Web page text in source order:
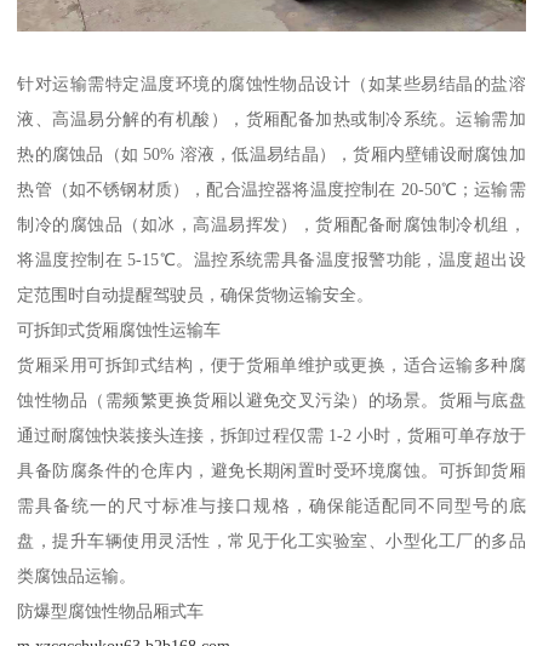
针对运输需特定温度环境的腐蚀性物品设计（如某些易结晶的盐溶
液、高温易分解的有机酸），货厢配备加热或制冷系统。运输需加
热的腐蚀品（如 50% 溶液，低温易结晶），货厢内壁铺设耐腐蚀加
热管（如不锈钢材质），配合温控器将温度控制在 20-50℃；运输需
制冷的腐蚀品（如冰，高温易挥发），货厢配备耐腐蚀制冷机组，
将温度控制在 5-15℃。温控系统需具备温度报警功能，温度超出设
定范围时自动提醒驾驶员，确保货物运输安全。​
可拆卸式货厢腐蚀性运输车​
货厢采用可拆卸式结构，便于货厢单维护或更换，适合运输多种腐
蚀性物品（需频繁更换货厢以避免交叉污染）的场景。货厢与底盘
通过耐腐蚀快装接头连接，拆卸过程仅需 1-2 小时，货厢可单存放于
具备防腐条件的仓库内，避免长期闲置时受环境腐蚀。可拆卸货厢
需具备统一的尺寸标准与接口规格，确保能适配同不同型号的底
盘，提升车辆使用灵活性，常见于化工实验室、小型化工厂的多品
类腐蚀品运输。​
防爆型腐蚀性物品厢式车​